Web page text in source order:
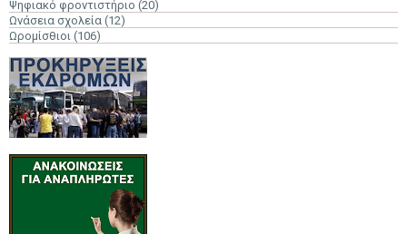
Ψηφιακό φροντιστήριο (20)
Ωνάσεια σχολεία (12)
Ωρομίσθιοι (106)